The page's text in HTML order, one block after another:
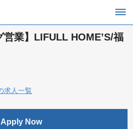
営業】LIFULL HOME’S/福
求人一覧
Apply Now